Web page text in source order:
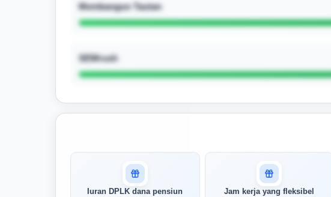
Membangun Tautan
SEMrush
pertandingan AI Anda
AI kami menganalisis profil Anda dan
Iuran DPLK dana pensiun Jam kerja yang fleksibel